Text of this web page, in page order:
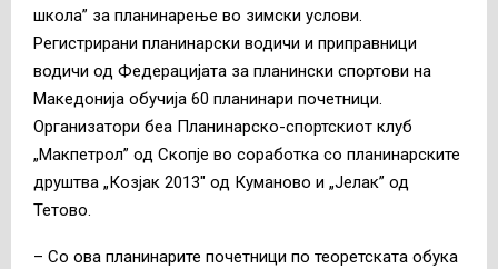
школа” за планинарење во зимски услови.
Регистрирани планинарски водичи и приправници
водичи од Федерацијата за планински спортови на
Македонија обучија 60 планинари почетници.
Организатори беа Планинарско-спортскиот клуб
„Макпетрол” од Скопје во соработка со планинарските
друштва „Козјак 2013″ од Куманово и „Јелак” од
Тетово.
– Со ова планинарите почетници по теоретската обука